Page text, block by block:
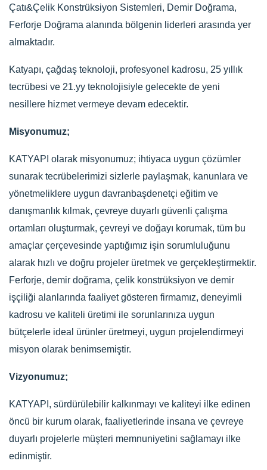
Çatı&Çelik Konstrüksiyon Sistemleri, Demir Doğrama,
Ferforje Doğrama alanında bölgenin liderleri arasında yer
almaktadır.
Katyapı, çağdaş teknoloji, profesyonel kadrosu, 25 yıllık
tecrübesi ve 21.yy teknolojisiyle gelecekte de yeni
nesillere hizmet vermeye devam edecektir.
Misyonumuz;
KATYAPI olarak misyonumuz; ihtiyaca uygun çözümler
sunarak tecrübelerimizi sizlerle paylaşmak, kanunlara ve
yönetmeliklere uygun davranbaşdenetçi eğitim ve
danışmanlık kılmak, çevreye duyarlı güvenli çalışma
ortamları oluşturmak, çevreyi ve doğayı korumak, tüm bu
amaçlar çerçevesinde yaptığımız işin sorumluluğunu
alarak hızlı ve doğru projeler üretmek ve gerçekleştirmektir.
Ferforje, demir doğrama, çelik konstrüksiyon ve demir
işçiliği alanlarında faaliyet gösteren firmamız, deneyimli
kadrosu ve kaliteli üretimi ile sorunlarınıza uygun
bütçelerle ideal ürünler üretmeyi, uygun projelendirmeyi
misyon olarak benimsemiştir.
Vizyonumuz;
KATYAPI, sürdürülebilir kalkınmayı ve kaliteyi ilke edinen
öncü bir kurum olarak, faaliyetlerinde insana ve çevreye
duyarlı projelerle müşteri memnuniyetini sağlamayı ilke
edinmiştir.